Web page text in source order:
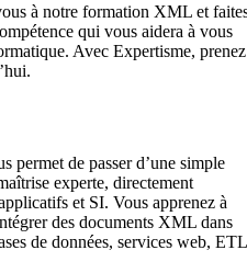
à notre formation XML et
qui vous aidera à vous
Avec Expertisme, prenez
permet de passer d’une simple
experte, directement
et SI. Vous apprenez à
des documents XML dans
de données, services web,